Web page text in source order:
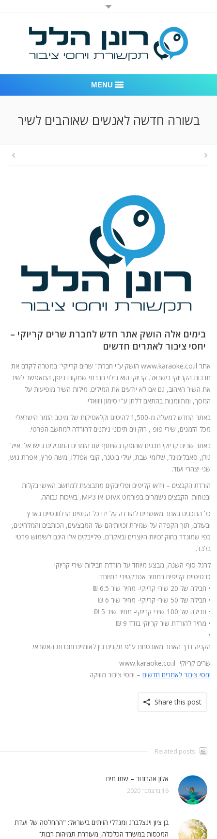
MENU
חדר חדשות
המלצות
ניהול מוניטין
בשורה חדשה לאנשים שאוהבים לשיר
בימים אלה הושק אתר חדש לחברת שרים קריוקי –
יחסי ציבור לאתרים חדשים
אתר www.karaoke.co.il הושק ע"י חברת" שרים קריוקי" במטרה לקדם את
תרבות הקריוקי בישראל. קריוקי הוא בילוי חברתי שמקורו ביפן, המאפשר לשיר
את השיר האהוב, גם אם לא יודעים את המילים. מילות השיר מופיעות על
המסך, ומתוזמנות בהתאם ללחן ע"י סימון ויזואלי.
באתר החדש למעלה מ-1,500 להיטים וקלאסיקות של מיטב הזמר הישראלי
מכל הזמנים, שירי פופ , רוק וים תיכוני ניתנים להורדה למחשב הפרטי.
באתר שרים קריוקי תכנים שהופקו בשיתוף עם הזמרים המובילים בישראל: אייל
גולן, סאבלימינל, שלומי שבת, עילי בוטנר, קובי אפללו, משה פרץ, אפרת גוש,
שני יצהרי ועוד.
הורדת הקבצים – וידאו קליפים ופלייבקים מתבצעת למחשב האישי בקלות
ובנוחות. הקבצים נשמרים בפורמט DIVX או MP3, באיכות גבוהה.
כל התכנים באתר מאושרים להורדה על ידי כל הגופים הרלוונטיים בארץ
ובעולם, תוך הקפדה על שמירת זכויותיהם של המבצעים, הכותבים והמלחינים,
כפי שמוגדר בחוק זכויות היוצרים ובאקו"ם, פלייבקים אלו הינם לשימוש פרטי
בלבד.
לרגל סוף השנה, מבצע מיוחד על הורדת חבילות שירי קריוקי
כרטיסיית קליפים במחיר אטרקטיבי במיוחד:
• חבילה של 20 שירי קריוקי- מחיר שיר 6.5 ₪
• חבילה של 50 שירי קריוקי- מחיר שיר 6 ₪
• חבילה של 100 שירי קריוקי- מחיר שיר 5 ₪
• מחיר להורדת שיר קריוקי בודד 9 ₪
•
הקניה דרך האתר מאובטחת ע"פ תקנים בין לאומיים וחברות האשראי.
שרים קריוקי- www.karaoke.co.il
יחסי ציבור לאתרים חדשים – יחסי ציבור מוזיקה
Share this post
Related posts
אלון אהרונוב – שתו מים
16 בדצמבר 2020
בן ציון וינצלברג ומגדלי הזיתים בישראל: "ההחלטה של ועדת
המכסות במשרד הכלכלה, מעוררת תמיהות רבות"